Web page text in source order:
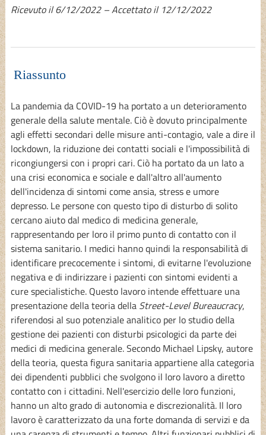
Ricevuto il 6/12/2022 – Accettato il 12/12/2022
Riassunto
La pandemia da COVID-19 ha portato a un deterioramento
generale della salute mentale. Ciò è dovuto principalmente
agli effetti secondari delle misure anti-contagio, vale a dire il
lockdown, la riduzione dei contatti sociali e l'impossibilità di
ricongiungersi con i propri cari. Ciò ha portato da un lato a
una crisi economica e sociale e dall'altro all'aumento
dell'incidenza di sintomi come ansia, stress e umore
depresso. Le persone con questo tipo di disturbo di solito
cercano aiuto dal medico di medicina generale,
rappresentando per loro il primo punto di contatto con il
sistema sanitario. I medici hanno quindi la responsabilità di
identificare precocemente i sintomi, di evitarne l'evoluzione
negativa e di indirizzare i pazienti con sintomi evidenti a
cure specialistiche. Questo lavoro intende effettuare una
presentazione della teoria della Street-Level Bureaucracy,
riferendosi al suo potenziale analitico per lo studio della
gestione dei pazienti con disturbi psicologici da parte dei
medici di medicina generale. Secondo Michael Lipsky, autore
della teoria, questa figura sanitaria appartiene alla categoria
dei dipendenti pubblici che svolgono il loro lavoro a diretto
contatto con i cittadini. Nell'esercizio delle loro funzioni,
hanno un alto grado di autonomia e discrezionalità. Il loro
lavoro è caratterizzato da una forte domanda di servizi e da